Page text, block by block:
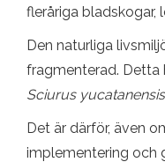
fleråriga bladskogar,
Den naturliga
fragmenterad. Detta
Sciurus yucatanensis
Det är därför, även
implementering och